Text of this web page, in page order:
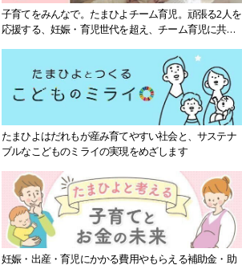
子育てをみんなで。たまひよチーム育児。頑張る2人を
応援する、妊娠・育児世代を超え、チーム育児に共感
たまひよはだれもが産み育てやすい社会と、サステナ
ブルなこどものミライの実現をめざします
妊娠・出産・育児にかかる費用やもらえる補助金・助